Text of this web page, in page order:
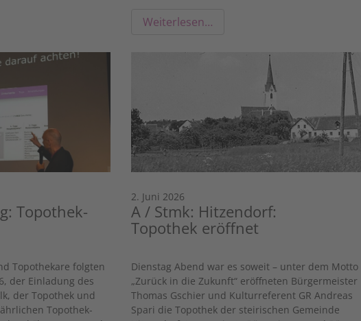
Weiterlesen…
Topothek-
Topothekare folgten
der Einladung des
der Topothek und
Topothek-
2. Juni 2026
A / Stmk: Hitzendorf:
Topothek eröffnet
Dienstag Abend war es soweit – unter dem Motto
„Zurück in die Zukunft“ eröffneten Bürgermeister
Thomas Gschier und Kulturreferent GR Andreas
Spari die Topothek der steirischen Gemeinde